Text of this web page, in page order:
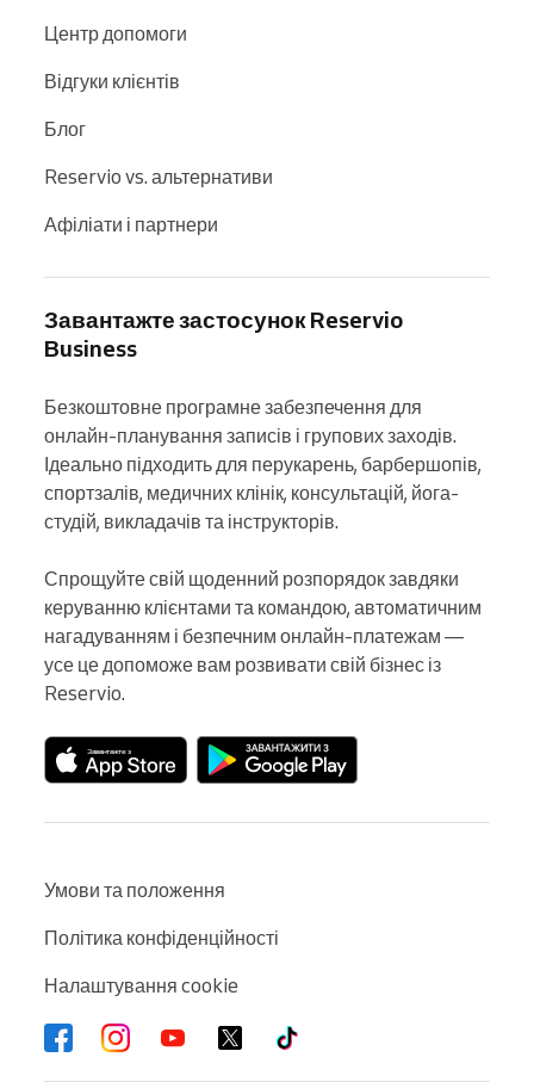
Центр допомоги
Відгуки клієнтів
Блог
Reservio vs. альтернативи
Афіліати і партнери
Завантажте застосунок Reservio
Business
Безкоштовне програмне забезпечення для
онлайн-планування записів і групових заходів.
Ідеально підходить для перукарень, барбершопів,
спортзалів, медичних клінік, консультацій, йога-
студій, викладачів та інструкторів.
Спрощуйте свій щоденний розпорядок завдяки
керуванню клієнтами та командою, автоматичним
нагадуванням і безпечним онлайн-платежам —
усе це допоможе вам розвивати свій бізнес із
Reservio.
Умови та положення
Політика конфіденційності
Налаштування cookie